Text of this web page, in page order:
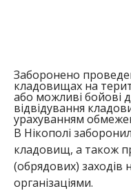
Заборонено
кладовищах на
або можливі бойові
відвідування
урахуванням
В Нікополі
кладовищ, а також
(обрядових) заходів
організаціями.